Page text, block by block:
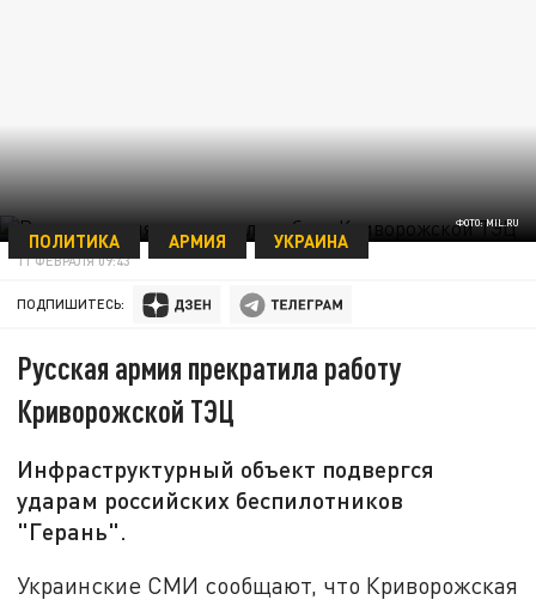
ФОТО: MIL.RU
ПОЛИТИКА АРМИЯ УКРАИНА
11 ФЕВРАЛЯ 09:43
ПОДПИШИТЕСЬ:
Русская армия прекратила работу
Криворожской ТЭЦ
Инфраструктурный объект подвергся
ударам российских беспилотников
"Герань".
Украинские СМИ сообщают, что Криворожская